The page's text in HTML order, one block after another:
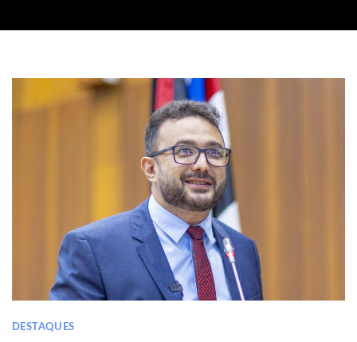
DESTAQUES